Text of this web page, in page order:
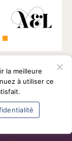
la meilleure
à utiliser ce